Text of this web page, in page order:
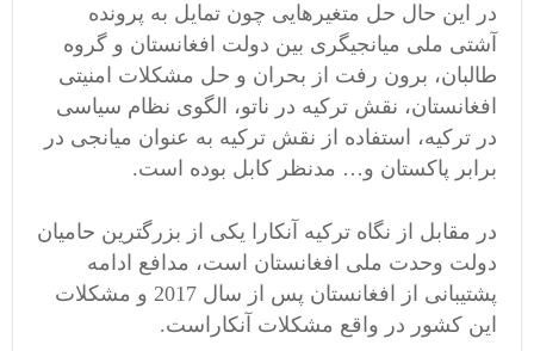
در این حال حل متغیرهایی چون تمایل به پرونده
آشتی ملی میانجیگری بین دولت افغانستان و گروه
طالبان، برون رفت از بحران و حل مشکلات امنیتی
افغانستان، نقش ترکیه در ناتو، الگوی نظام سیاسی
در ترکیه، استفاده از نقش ترکیه به عنوان میانجی در
برابر پاکستان و… مدنظر کابل بوده است.
در مقابل از نگاه ترکیه آنکارا یکی از بزرگترین حامیان
دولت وحدت ملی افغانستان است، مدافع ادامه
پشتیبانی از افغانستان پس از سال 2017 و مشکلات
این کشور در واقع مشکلات آنکاراست.